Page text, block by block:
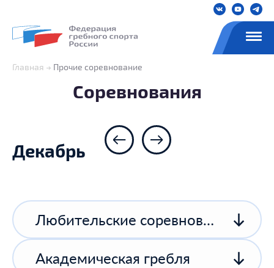
Главная Прочие соревнование
Соревнования
Декабрь
Любительские соревнования
Академическая гребля